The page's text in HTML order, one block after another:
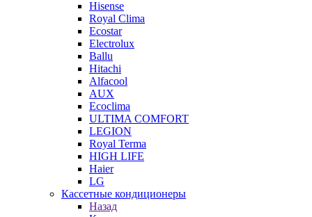
Hisense
Royal Clima
Ecostar
Electrolux
Ballu
Hitachi
Alfacool
AUX
Ecoclima
ULTIMA COMFORT
LEGION
Royal Terma
HIGH LIFE
Haier
LG
Кассетные кондиционеры
Назад